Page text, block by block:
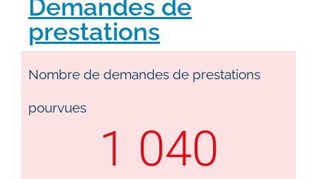
Demandes de
prestations
Nombre de demandes de prestations
pourvues
1 040